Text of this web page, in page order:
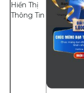
Hiển Thị
Thông Tin